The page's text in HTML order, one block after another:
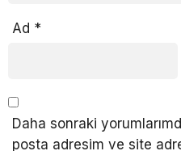
Ad *
Daha sonraki
posta adresim ve site